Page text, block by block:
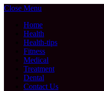
Close Menu
Home
Health
Health-tips
Fitness
Medical
Treatment
Dental
Contact Us